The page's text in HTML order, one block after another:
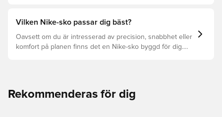
de olika underlagen.
Vilken Nike-sko passar dig bäst?
Oavsett om du är intresserad av precision, snabbhet eller
komfort på planen finns det en Nike-sko byggd för dig.
Rekommenderas för dig